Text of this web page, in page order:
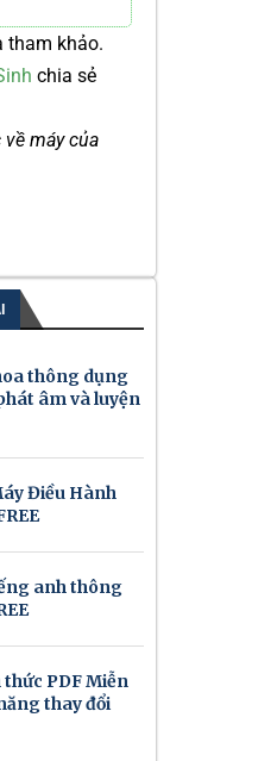
tham khảo.
chia sẻ
máy của
thông dụng
âm và luyện
Điều Hành
anh thông
PDF Miễn
thay đổi